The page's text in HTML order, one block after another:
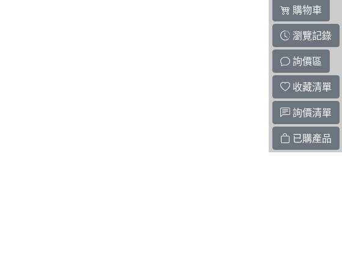
購物車
瀏覽記錄
詢價區
收藏清單
詢價清單
已購產品